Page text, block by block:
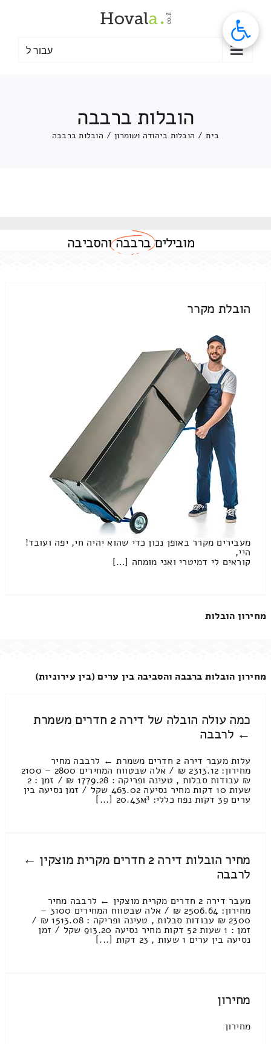
עבור ל
הובלות ברבבה
בית / הובלות ביהודה ושומרון / הובלות ברבבה
מוביליםברבבהוהסביבה
הובלת מקרר
מעבירים מקרר באופן נכון כדי שהוא יהיה חי, יפה ועובד!
היי,
קוראים לי דמיטרי ואני מומחה […]
מחירון הובלות
מחירון הובלות ברבבה והסביבה בין ערים (בין עירוניות)
כמה עולה הובלה של דירה 2 חדרים משמרת
← לרבבה
עלות מעבר דירה 2 חדרים משמרת ← לרבבה מחיר
מחירון: 2313.12 ₪ / אלה שבטווח המחירים 2800 – 2100
₪ עבודות סבלות , טעינה ופריקה : 1779.28 ₪ / זמן : 2
שעות 10 דקות מחיר נסיעה 463.02 שקל / זמן נסיעה בין
ערים 39 דקות נפח כללי: 20.43м³ [...]
מחיר הובלות דירה 2 חדרים מקרית מוצקין ←
לרבבה
מעבר דירה 2 חדרים מקרית מוצקין ← לרבבה מחיר
מחירון: 2506.64 ₪ / אלה שבטווח המחירים 3100 –
2300 ₪ עבודות סבלות , טעינה ופריקה : 1513.08 ₪ /
זמן : 1 שעות 52 דקות מחיר נסיעה 913.20 שקל / זמן
נסיעה בין ערים 1 שעות , 23 דקות [...]
מחירון
מחירון